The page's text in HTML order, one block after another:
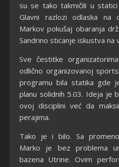
su se tako takmičili u
Glavni razlozi odlaska na
Markov pokušaj obaranja
Sandrino sticanje iskustva na
Sve čestitke
odlično organizovanoj
programu bila statika gde
planu solidnih 5.03. Ideja je
ovoj disciplini već da
perajima.
Tako je i bilo. Sa
Marko je bez problema
bazena Utrine. Ovim